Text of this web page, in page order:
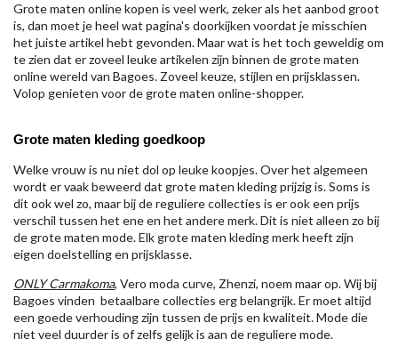
Grote maten online kopen is veel werk, zeker als het aanbod groot
is, dan moet je heel wat pagina's doorkijken voordat je misschien
het juiste artikel hebt gevonden. Maar wat is het toch geweldig om
te zien dat er zoveel leuke artikelen zijn binnen de grote maten
online wereld van Bagoes. Zoveel keuze, stijlen en prijsklassen.
Volop genieten voor de grote maten online-shopper.
Grote maten kleding goedkoop
Welke vrouw is nu niet dol op leuke koopjes. Over het algemeen
wordt er vaak beweerd dat grote maten kleding prijzig is. Soms is
dit ook wel zo, maar bij de reguliere collecties is er ook een prijs
verschil tussen het ene en het andere merk. Dit is niet alleen zo bij
de grote maten mode. Elk grote maten kleding merk heeft zijn
eigen doelstelling en prijsklasse.
ONLY Carmakoma, Vero moda curve, Zhenzi, noem maar op. Wij bij
Bagoes vinden betaalbare collecties erg belangrijk. Er moet altijd
een goede verhouding zijn tussen de prijs en kwaliteit. Mode die
niet veel duurder is of zelfs gelijk is aan de reguliere mode.